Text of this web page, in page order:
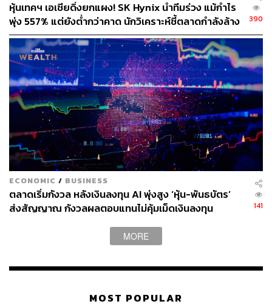
163
ABOUT THE AUTHOR
สกุลชัย เก่งอนันตานนท์
Content Creator สำนักข่าว THE
STANDARD WEALTH
หุ้นเทคฯ เอเชียดิ่งยกแผง! SK Hynix นำทีมร่วง แม้กำไร
พุ่ง 557% แต่ยังต่ำกว่าคาด นักวิเคราะห์ชี้ตลาดกำลังล้าง
‘ฟองสบู่’ AI
390
ECONOMIC / BUSINESS
ตลาดเริ่มกังวล หลังเงินลงทุน AI พุ่งสูง ‘หุ้น-พันธบัตร’
ส่งสัญญาณ กังวลผลตอบแทนไม่คุ้มเม็ดเงินลงทุน
141
MORE
MOST POPULAR